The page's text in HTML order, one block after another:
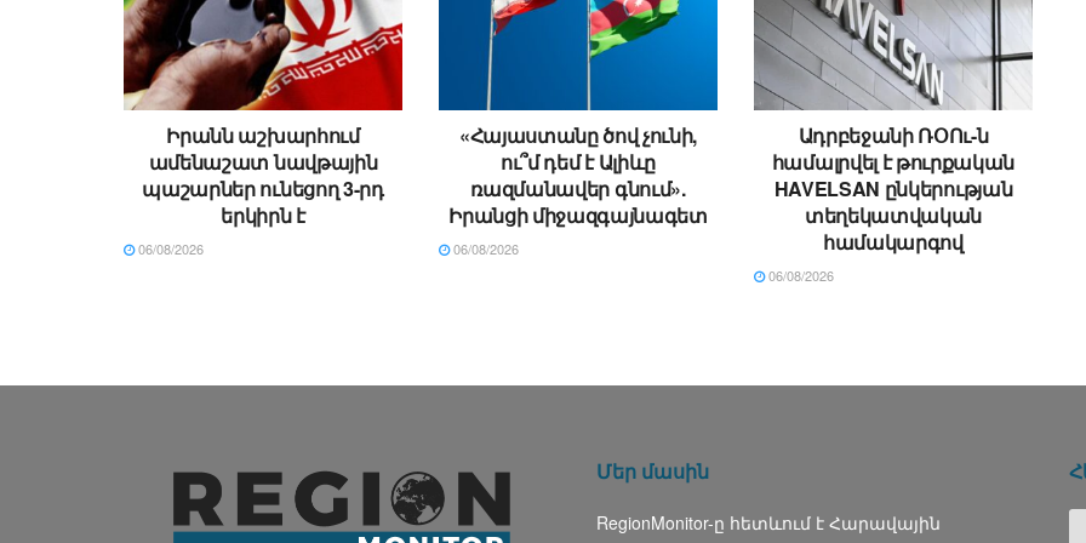
Իրանն աշխարհում
ամենաշատ նավթային
պաշարներ ունեցող 3-րդ
երկիրն է
06/08/2026
«Հայաստանը ծով չունի,
ու՞մ դեմ է Ալիևը
ռազմանավեր գնում».
Իրանցի միջազգայնագետ
06/08/2026
Ադրբեջանի ՌՕՈւ-ն
համալրվել է թուրքական
HAVELSAN ընկերության
տեղեկատվական
համակարգով
06/08/2026
Մեր մասին
RegionMonitor-ը հետևում է Հարավային